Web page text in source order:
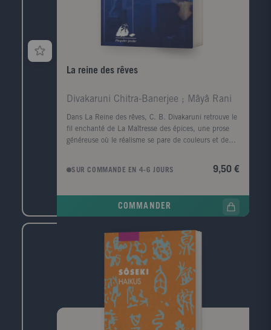
La reine des rêves
Divakaruni Chitra-Banerjee ; Mâyâ Rani
Dans La Reine des rêves, C. B. Divakaruni retrouve le
fil enchanté de La Maîtresse des épices, une prose
généreuse où le réalisme se pare de couleurs et de
Inde.Rakhi est une jeune artiste qui vit à Berkeley, en
Californie, et partage ses jours entre son activité de
rêves et consacre ce don à soulager la détresse et
isole de sa mère, de ce coeur nourri de mystères issus
d une Inde lointaine qu elle n a pas connue. Hasards
ou signes invisibles à déchiffrer, un réseau de
coïncidences troublantes se tisse autour de la vie de
Rakhi tandis que la découverte du journal intime de
sa mère ouvre la porte de secrets longtemps enfouis.
Saura-t-elle lire, elle aussi, la vérité cachée dans les
rêves et s ouvrir à l amour d elle-même et des autres?
SUR COMMANDE EN 4-6 JOURS 9,50 €
COMMANDER